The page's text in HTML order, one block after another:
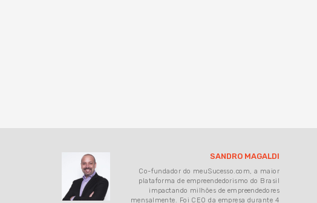
SANDRO MAGALDI
Co-fundador do meuSucesso.com, a maior
plataforma de empreendedorismo do Brasil
impactando milhões de empreendedores
mensalmente. Foi CEO da empresa durante 4